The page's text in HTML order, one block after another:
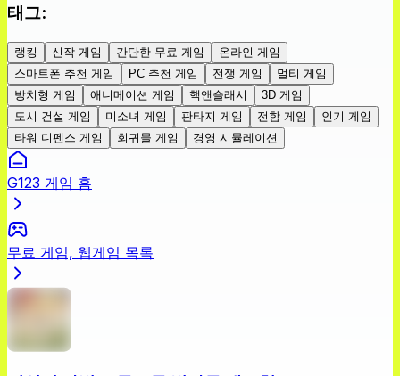
태그:
랭킹 신작 게임 간단한 무료 게임
온라인 게임
스마트폰 추천 게임
PC 추천 게임 전쟁 게임
멀티 게임
방치형 게임
애니메이션 게임 핵앤슬래시
3D 게임
도시 건설 게임
미소녀 게임 판타지 게임 전함 게임
인기 게임
타워 디펜스 게임
회귀물 게임 경영 시뮬레이션
G123 게임 홈
무료 게임, 웹게임 목록